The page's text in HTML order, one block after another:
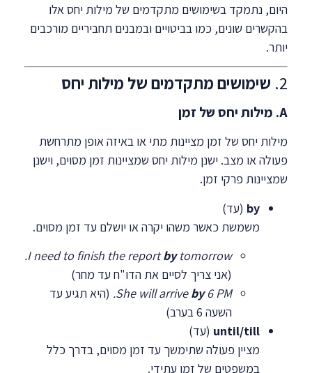
היום, נתמקד בשימושים מתקדמים של מילות יחס אלו
בהקשרים שונים, כמו בביטויים ובמבנים תחביריים מורכבים
יותר.
2. שימושים מתקדמים של מילות יחס
A. מילות יחס של זמן
מילות יחס של זמן מציינות מתי או באיזה אופן מתרחשת
פעולה או מצב. ישנן מילות יחס שמציינות זמן מסוים, וישנן
שמציינות פרקי זמן.
by (עד)
משמשת כאשר משהו יקרה או יושלם עד זמן מסוים.
I need to finish the reportbytomorrow.
(אני צריך לסיים את הדו"ח עד מחר)
She will arriveby6 PM.
(היא תגיע עד
השעה 6 בערב)
until/till (עד)
מציין פעולה שתימשך עד זמן מסוים, בדרך כלל
במשפטים של זמן עתידי.